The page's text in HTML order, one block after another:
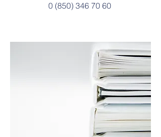
0 (850) 346 70 60